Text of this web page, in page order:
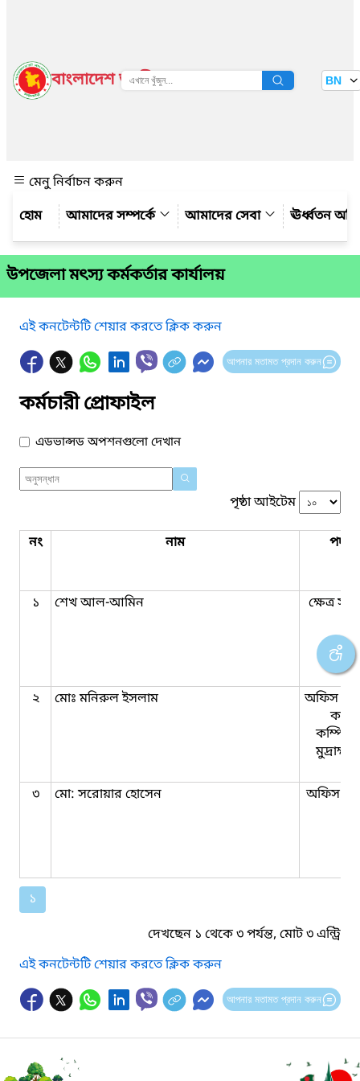
বাংলাদেশ জাতীয় তথ্য বাতায়ন BN
মেনু নির্বাচন করুন
আমাদের সম্পর্কে
আমাদের সেবা ঊর্ধ্বতন
উপজেলা মৎস্য কর্মকর্তার কার্যালয়
এই কনটেন্টটি শেয়ার করতে ক্লিক করুন
আপনার মতামত প্রদান করুন
কর্মচারী প্রোফাইল
এডভান্সড অপশনগুলো দেখান
পৃষ্ঠা আইটেম
নং নাম পদবি
১ শেখ আল-আমিন ক্ষেত্র
২ মোঃ মনিরুল ইসলাম
অফিস
কাম-
৩ মো: সরোয়ার হোসেন অফিস
১
দেখছেন ১ থেকে ৩ পর্যন্ত, মোট ৩ এন্ট্রি
এই কনটেন্টটি শেয়ার করতে ক্লিক করুন
আপনার মতামত প্রদান করুন